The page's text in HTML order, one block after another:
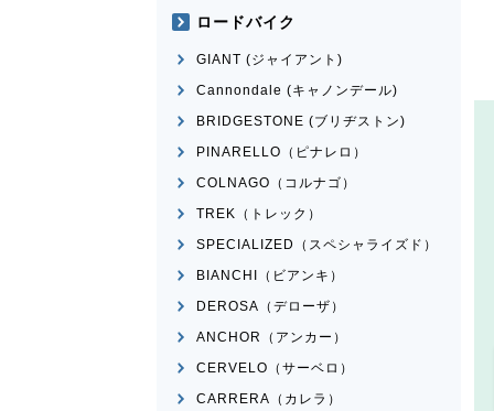
ロードバイク
GIANT (ジャイアント)
Cannondale (キャノンデール)
BRIDGESTONE (ブリヂストン)
PINARELLO（ピナレロ）
COLNAGO（コルナゴ）
TREK（トレック）
SPECIALIZED（スペシャライズド）
BIANCHI（ビアンキ）
DEROSA（デローザ）
ANCHOR（アンカー）
CERVELO（サーベロ）
CARRERA（カレラ）